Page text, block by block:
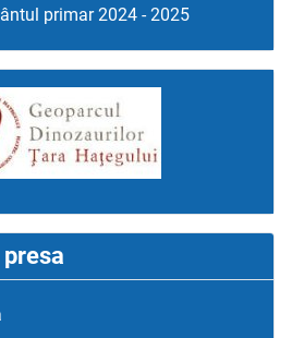
primar 2024 - 2025